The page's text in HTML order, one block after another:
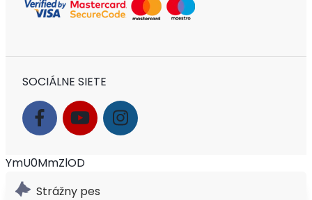
SOCIÁLNE SIETE
YmU0MmZlOD
Strážny pes